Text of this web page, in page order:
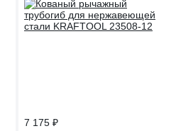
7 175 ₽